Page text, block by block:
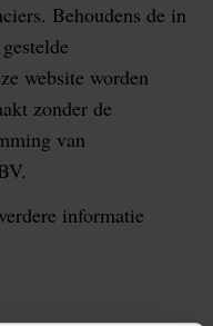
Behoudens de in
website worden
zonder de
van
informatie